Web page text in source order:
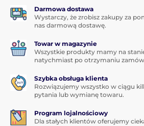
Darmowa dostawa
Wystarczy, że zrobisz zakupy za
nas darmową dostawę.
Towar w magazynie
Wszystkie produkty mamy na
natychmiast po otrzymaniu
Szybka obsługa klienta
Rozwiązujemy wszystko w ciągu
pytania lub wymianę towaru.
Program lojalnościowy
Dla stałych klientów oferujemy